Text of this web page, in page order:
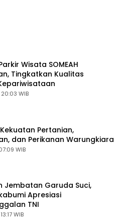
Wisata SOMEAH
Tingkatkan Kualitas
WIB
Pertanian,
dan Perikanan Warungkiara
WIB
Jembatan Garuda Suci,
Apresiasi
TNI
WIB